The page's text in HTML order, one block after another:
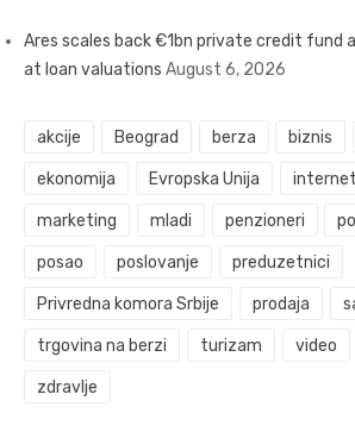
Ares scales back €1bn private credit fund
at loan valuations August 6, 2026
akcije Beograd berza biznis
ekonomija Evropska Unija internet
marketing mladi penzioneri
posao poslovanje preduzetnici
Privredna komora Srbije prodaja
trgovina na berzi turizam video
zdravlje